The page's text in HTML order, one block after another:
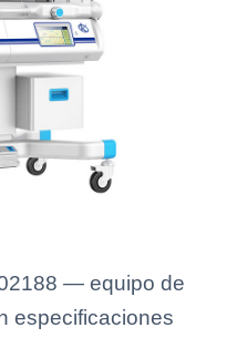
— equipo de
especificaciones